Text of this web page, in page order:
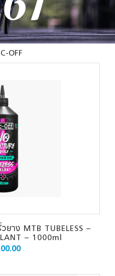
OFF
าง MTB TUBELESS –
– 1000ml